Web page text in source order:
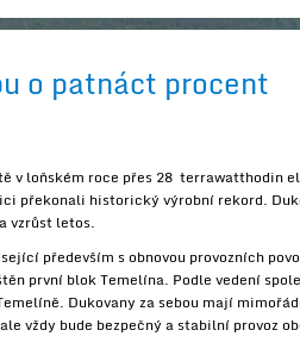
o patnáct procent
v loňském roce přes 28 terrawatthodin
překonali historický výrobní rekord.
vzrůst letos.
především s obnovou provozních
první blok Temelína. Podle vedení
Dukovany za sebou mají
vždy bude bezpečný a stabilní provoz